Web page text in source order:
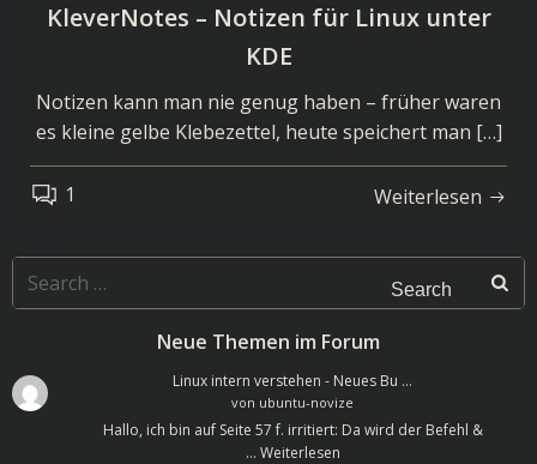
KleverNotes – Notizen für Linux unter
KDE
Notizen kann man nie genug haben – früher waren
es kleine gelbe Klebezettel, heute speichert man […]
1 Weiterlesen
Search
for:
Neue Themen im Forum
Linux intern verstehen - Neues Bu …
von ubuntu-novize
Hallo, ich bin auf Seite 57 f. irritiert: Da wird der Befehl &
… Weiterlesen